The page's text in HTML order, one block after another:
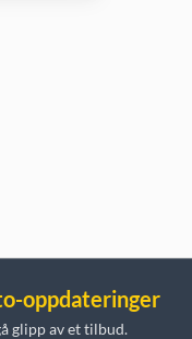
oppdateringer
glipp av et tilbud.